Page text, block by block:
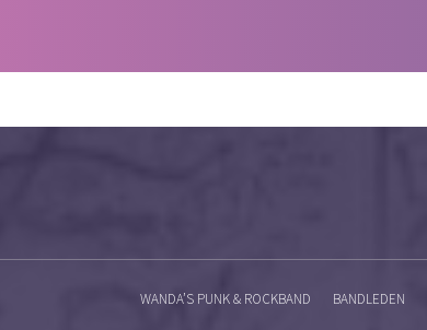
WANDA’S PUNK & ROCKBAND BANDLEDEN